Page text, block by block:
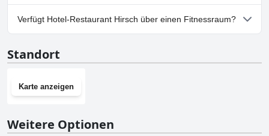
Ja, Parkmöglichkeiten sind im Hotel-Restaurant Hirsch
vorhanden.
Verfügt Hotel-Restaurant Hirsch über einen Fitnessraum?
Standort
Karte anzeigen
Weitere Optionen